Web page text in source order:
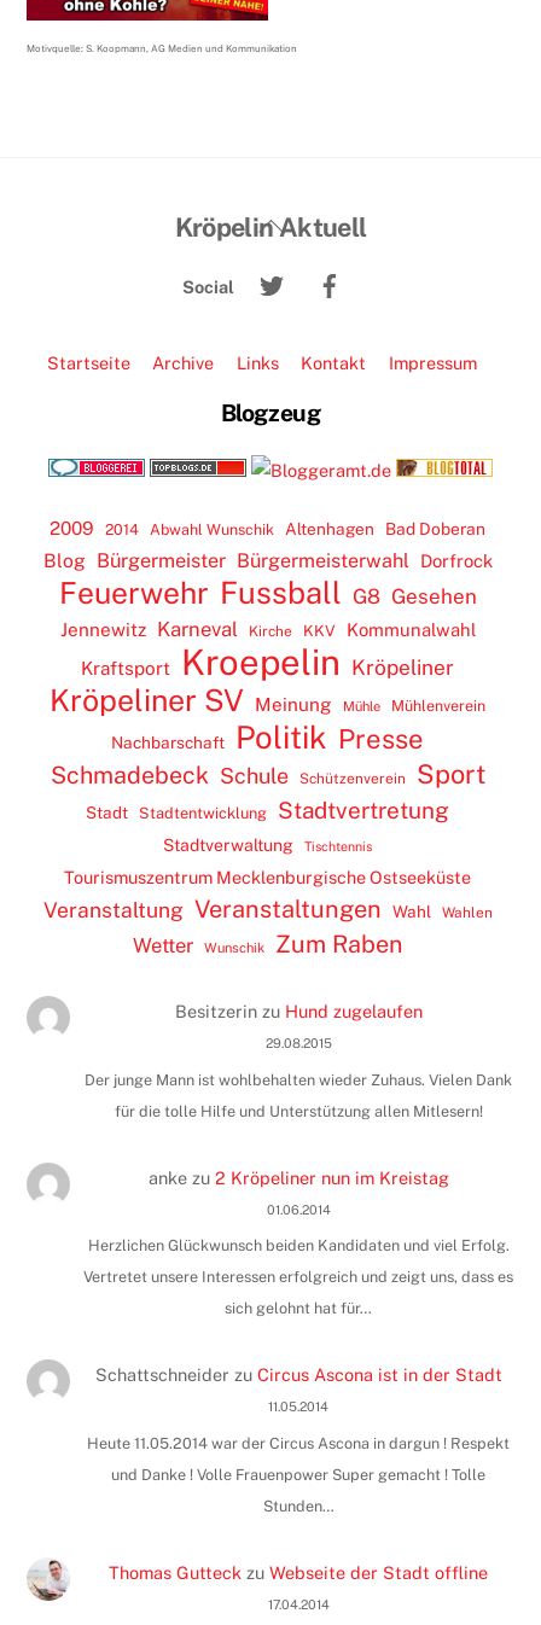
Motivquelle: S. Koopmann, AG Medien und Kommunikation
Back
Top
Kröpelin Aktuell
Social
Twitter
Startseite Archive Links Kontakt Impressum
Blogzeug
2009 2014 Abwahl Wunschik Altenhagen Bad Doberan
Blog Bürgermeister Bürgermeisterwahl Dorfrock
Feuerwehr Fussball G8 Gesehen
Jennewitz Karneval Kirche KKV
Kommunalwahl
Kraftsport
Kroepelin Kröpeliner
Kröpeliner SV Meinung Mühle Mühlenverein
Nachbarschaft Politik Presse
Schmadebeck Schule Schützenverein Sport
Stadt Stadtentwicklung Stadtvertretung
Stadtverwaltung Tischtennis
Tourismuszentrum Mecklenburgische Ostseeküste
Veranstaltung Veranstaltungen Wahl Wahlen
Wetter Wunschik Zum Raben
Besitzerinzu Hund zugelaufen
29.08.2015
Der junge Mann ist wohlbehalten wieder Zuhaus. Vielen Dank
für die tolle Hilfe und Unterstützung allen Mitlesern!
ankezu 2 Kröpeliner nun im Kreistag
01.06.2014
Herzlichen Glückwunsch beiden Kandidaten und viel Erfolg.
Vertretet unsere Interessen erfolgreich und zeigt uns, dass es
sich gelohnt hat für…
Schattschneider zu Circus Ascona ist in der Stadt
11.05.2014
Heute 11.05.2014 war der Circus Ascona in dargun ! Respekt
und Danke ! Volle Frauenpower Super gemacht ! Tolle
Stunden…
Thomas Gutteck zuWebseite der Stadt offline
17.04.2014